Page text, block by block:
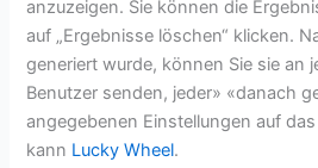
anzuzeigen. Sie können die
auf „Ergebnisse löschen“ klicken.
generiert wurde, können Sie sie an
Benutzer senden, jeder» «danach
angegebenen Einstellungen auf
kann Lucky Wheel.